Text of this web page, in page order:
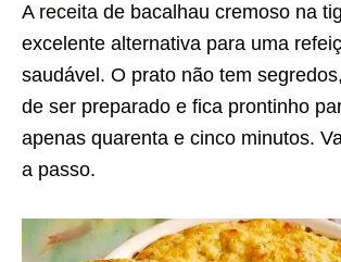
A receita de bacalhau cremoso na
excelente alternativa para uma
saudável. O prato não tem
de ser preparado e fica prontinho
apenas quarenta e cinco minutos.
a passo.